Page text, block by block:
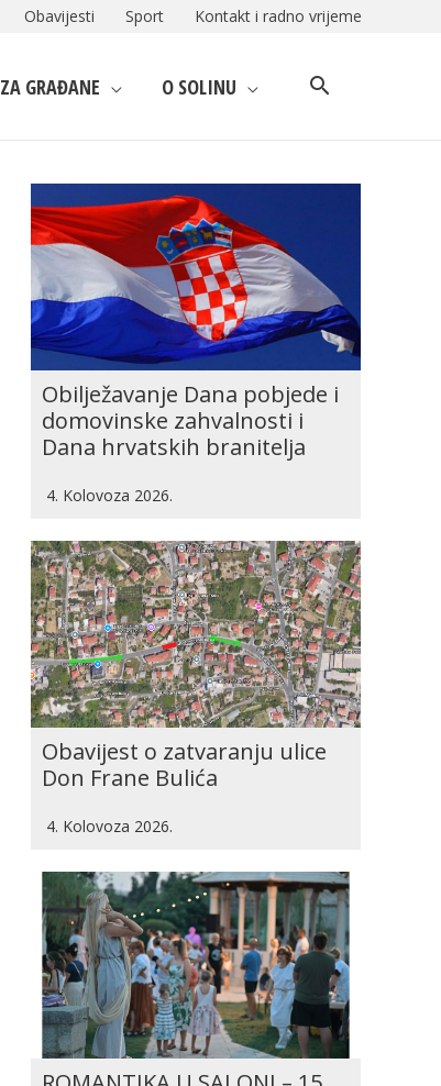
Obavijesti Sport Kontakt i radno vrijeme
ZA GRAĐANE O SOLINU
Obilježavanje Dana pobjede i
domovinske zahvalnosti i
Dana hrvatskih branitelja
4. Kolovoza 2026.
Obavijest o zatvaranju ulice
Don Frane Bulića
4. Kolovoza 2026.